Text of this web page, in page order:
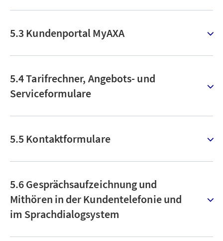
5.3 Kundenportal MyAXA
5.4 Tarifrechner, Angebots- und
Serviceformulare
5.5 Kontaktformulare
5.6 Gesprächsaufzeichnung und
Mithören in der Kundentelefonie und
im Sprachdialogsystem